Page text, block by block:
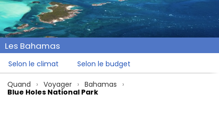
Les Bahamas
Selon le climat Selon le budget
Quand Voyager
Bahamas
Blue Holes National Park